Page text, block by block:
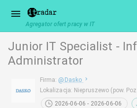
Agregator ofert pracy w IT
Junior IT Specialist -
Administrator
Firma: @ Dasko
Lokalizacja: Niepruszewo (pow.
2026-06-06 - 2026-06-06